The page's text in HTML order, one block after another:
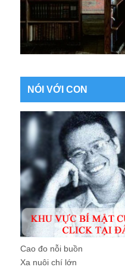
NÓI VỚI CON
Cao đo nỗi buồn
Xa nuôi chí lớn